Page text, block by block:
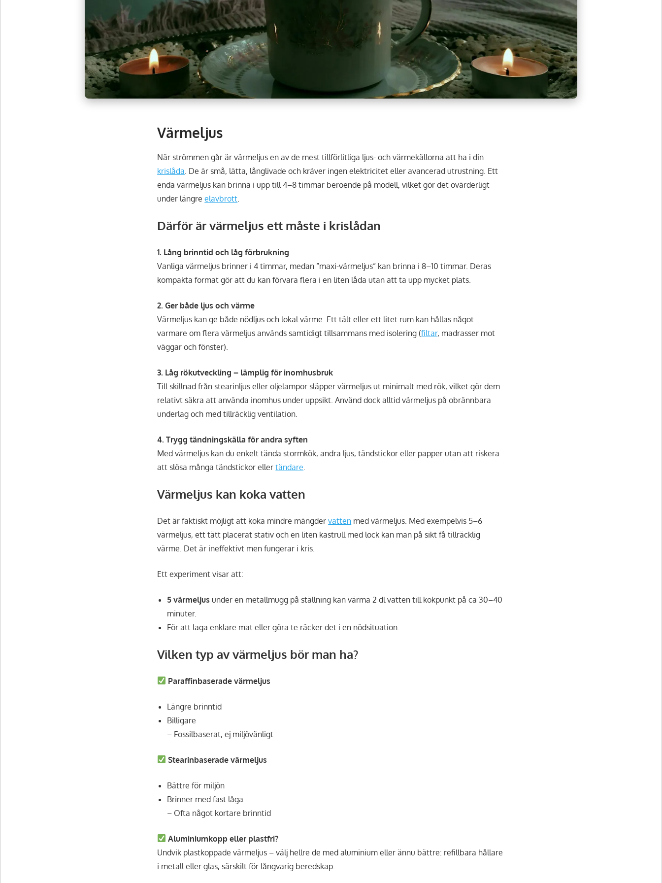
Värmeljus
När strömmen går är värmeljus en av de mest tillförlitliga ljus- och värmekällorna att ha i din
krislåda . De är små, lätta, långlivade och kräver ingen elektricitet eller avancerad utrustning. Ett
enda värmeljus kan brinna i upp till 4–8 timmar beroende på modell, vilket gör det ovärderligt
under längreelavbrott
Därför är värmeljus ett måste i krislådan
1. Lång brinntid och låg förbrukning
Vanliga värmeljus brinner i 4 timmar, medan ”maxi-värmeljus” kan brinna i 8–10 timmar. Deras
kompakta format gör att du kan förvara flera i en liten låda utan att ta upp mycket plats.
2. Ger både ljus och värme
Värmeljus kan ge både nödljus och lokal värme. Ett tält eller ett litet rum kan hållas något
varmare om flera värmeljus används samtidigt tillsammans med isolering (filtar, madrasser mot
väggar och fönster).
3. Låg rökutveckling – lämplig för inomhusbruk
Till skillnad från stearinljus eller oljelampor släpper värmeljus ut minimalt med rök, vilket gör dem
relativt säkra att använda inomhus under uppsikt. Använd dock alltid värmeljus på obrännbara
underlag och med tillräcklig ventilation.
4. Trygg tändningskälla för andra syften
Med värmeljus kan du enkelt tända stormkök, andra ljus, tändstickor eller papper utan att riskera
att slösa många tändstickor ellertändare
Värmeljus kan koka vatten
Det är faktiskt möjligt att koka mindre mängdervatten med värmeljus. Med exempelvis 5–6
värmeljus, ett tätt placerat stativ och en liten kastrull med lock kan man på sikt få tillräcklig
värme. Det är ineffektivt men fungerar i kris.
Ett experiment visar att:
5 värmeljus under en metallmugg på ställning kan värma 2 dl vatten till kokpunkt på ca 30–40
minuter.
För att laga enklare mat eller göra te räcker det i en nödsituation.
Vilken typ av värmeljus bör man ha?
Paraffinbaserade värmeljus
Längre brinntid
Billigare
– Fossilbaserat, ej miljövänligt
Stearinbaserade värmeljus
Bättre för miljön
Brinner med fast låga
– Ofta något kortare brinntid
Aluminiumkopp eller plastfri?
Undvik plastkoppade värmeljus – välj hellre de med aluminium eller ännu bättre: refillbara hållare
i metall eller glas, särskilt för långvarig beredskap.